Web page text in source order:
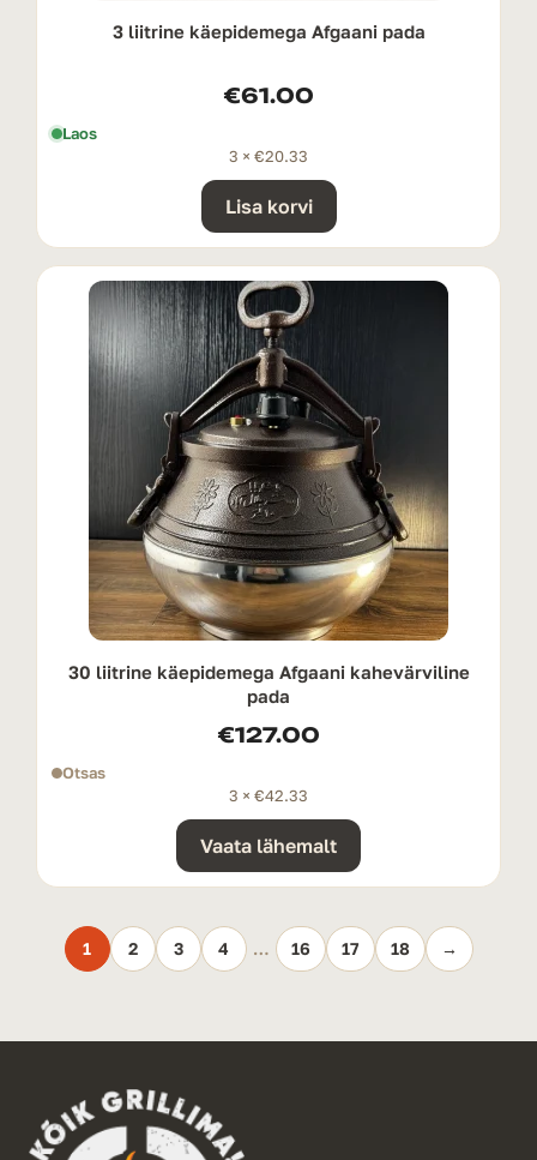
3 liitrine käepidemega Afgaani pada
€61.00
Laos
3 × €20.33
Lisa korvi
30 liitrine käepidemega Afgaani kahevärviline
pada
€127.00
Otsas
3 × €42.33
Vaata lähemalt
1 2 3 4 … 16 17 18 →